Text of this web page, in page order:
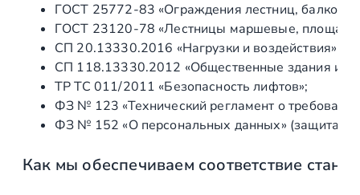
ГОСТ 25772‑83 «Ограждения лестниц,
ГОСТ 23120‑78 «Лестницы маршевые,
СП 20.13330.2016 «Нагрузки и воздействия»
СП 118.13330.2012 «Общественные здания и
ТР ТС 011/2011 «Безопасность лифтов»;
ФЗ № 123 «Технический регламент о
ФЗ № 152 «О персональных данных» (защита
Как мы обеспечиваем соответствие